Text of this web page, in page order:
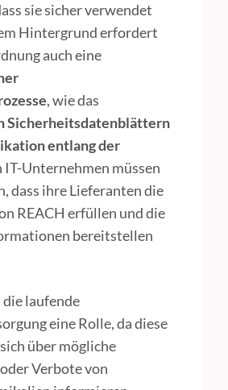
sie sicher verwendet
Hintergrund erfordert
auch eine
, wie das
Sicherheitsdatenblättern
entlang der
IT-Unternehmen müssen
dass ihre Lieferanten die
REACH erfüllen und die
bereitstellen
laufende
eine Rolle, da diese
über mögliche
Verbote von